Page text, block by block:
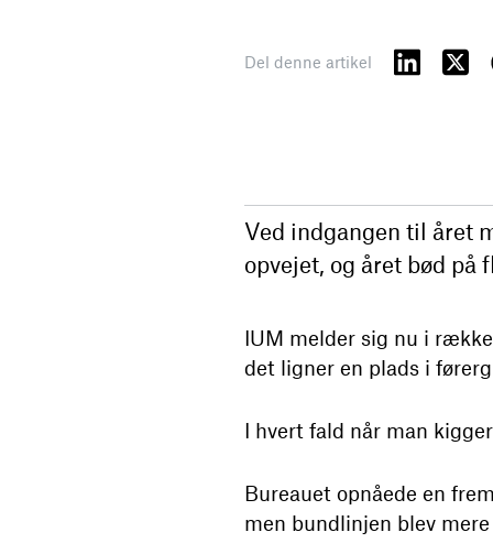
Del denne artikel
Ved indgangen til året
opvejet, og året bød på
IUM melder sig nu i
det ligner en plads i
I hvert fald når man
Bureauet opnåede en
men bundlinjen blev